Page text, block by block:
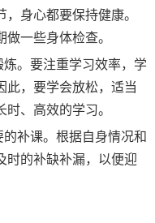
身心都要保持健康。
一些身体检查。
。要注重学习效率，学
此，要学会放松，适当
、高效的学习。
补课。根据自身情况和
时的补缺补漏，以便迎